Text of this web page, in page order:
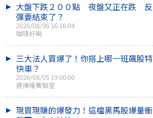
大盤下跌２００點 夜盤又正在跌 反
彈要結束了？
2026/08/06 16:16:04
咖啡好喝
三大法人買爆了！你搭上哪一班飆股特
快車？
2026/08/05 19:00:00
選擇權實驗室
現買現賺的爆發力！這檔黑馬股爆量衝